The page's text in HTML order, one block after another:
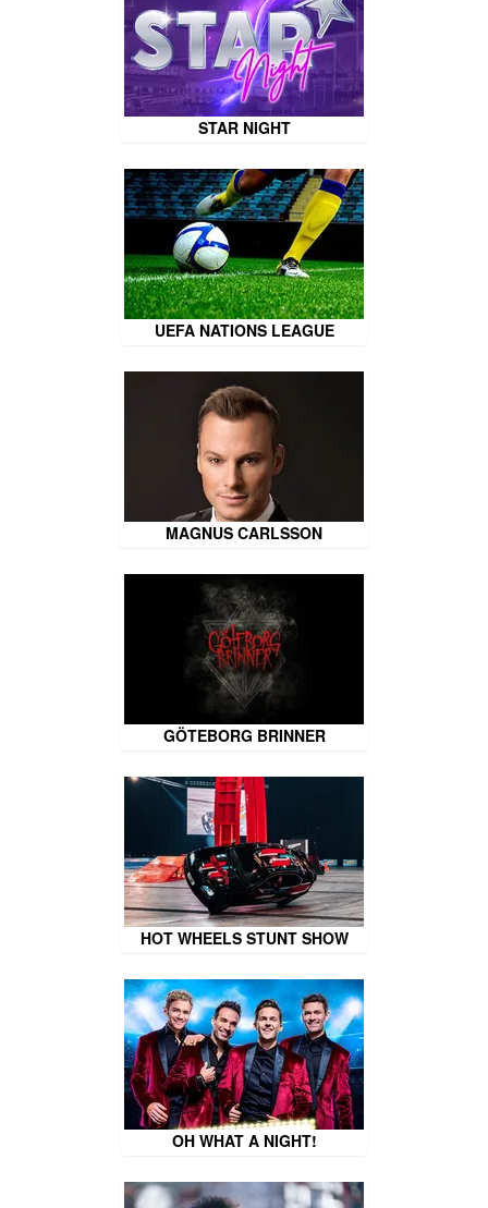
STAR NIGHT
UEFA NATIONS LEAGUE
MAGNUS CARLSSON
GÖTEBORG BRINNER
HOT WHEELS STUNT SHOW
OH WHAT A NIGHT!